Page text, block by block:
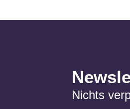
Nichts